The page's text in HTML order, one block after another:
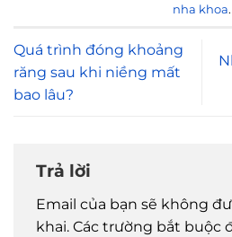
nha khoa.
Quá trình đóng khoảng
răng sau khi niềng mất
bao lâu?
Trả lời
Email của bạn sẽ không
khai. Các trường bắt buộc